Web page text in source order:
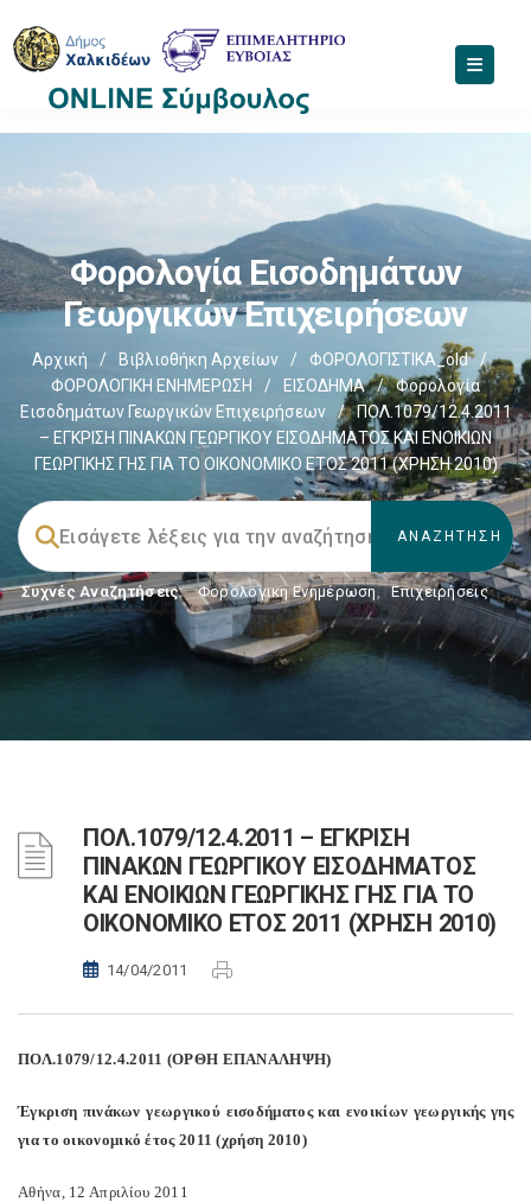
Φορολογία Εισοδημάτων
Γεωργικών Επιχειρήσεων
Αρχική / Βιβλιοθήκη Αρχείων / ΦΟΡΟΛΟΓΙΣΤΙΚΑ_old
/
ΦΟΡΟΛΟΓΙΚΗ ΕΝΗΜΕΡΩΣΗ
/ ΕΙΣΟΔΗΜΑ /
Φορολογία
Εισοδημάτων Γεωργικών Επιχειρήσεων
/
ΠΟΛ.1079/12.4.2011
– EΓΚΡΙΣΗ ΠΙΝΑΚΩΝ ΓΕΩΡΓΙΚΟΥ ΕΙΣΟΔΗΜΑΤΟΣ ΚΑΙ ΕΝΟΙΚΙΩΝ
ΓΕΩΡΓΙΚΗΣ ΓΗΣ ΓΙΑ ΤΟ ΟΙΚΟΝΟΜΙΚΟ ΕΤΟΣ 2011 (ΧΡΗΣΗ 2010)
Συχνές Αναζητήσεις: Φορολογικη Ενημέρωση, Επιχειρήσεις
ΠΟΛ.1079/12.4.2011 – EΓΚΡΙΣΗ
ΠΙΝΑΚΩΝ ΓΕΩΡΓΙΚΟΥ ΕΙΣΟΔΗΜΑΤΟΣ
ΚΑΙ ΕΝΟΙΚΙΩΝ ΓΕΩΡΓΙΚΗΣ ΓΗΣ ΓΙΑ ΤΟ
ΟΙΚΟΝΟΜΙΚΟ ΕΤΟΣ 2011 (ΧΡΗΣΗ 2010)
14/04/2011
ΠΟΛ.1079/12.4.2011 (ΟΡΘΗ ΕΠΑΝΑΛΗΨΗ)
Έγκριση πινάκων γεωργικού εισοδήματος και ενοικίων γεωργικής γης
για το οικονομικό έτος 2011 (χρήση 2010)
Αθήνα, 12 Απριλίου 2011